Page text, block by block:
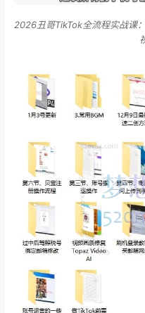
2026丑哥TikTok全流程实战课